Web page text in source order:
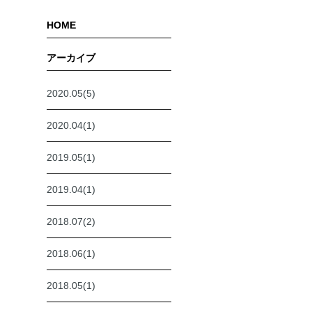
HOME
アーカイブ
2020.05(5)
2020.04(1)
2019.05(1)
2019.04(1)
2018.07(2)
2018.06(1)
2018.05(1)